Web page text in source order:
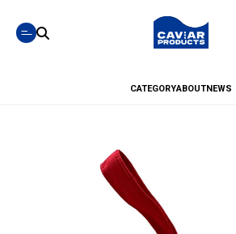
CATEGORYABOUTNEWS